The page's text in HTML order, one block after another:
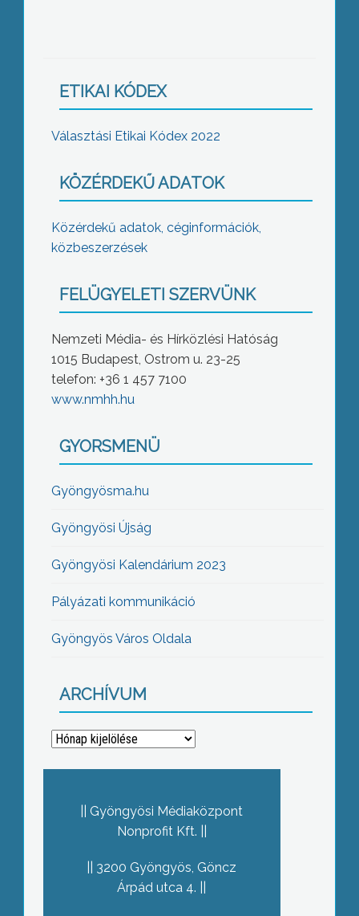
ETIKAI KÓDEX
Választási Etikai Kódex 2022
KÖZÉRDEKŰ ADATOK
Közérdekű adatok, céginformációk,
közbeszerzések
FELÜGYELETI SZERVÜNK
Nemzeti Média- és Hírközlési Hatóság
1015 Budapest, Ostrom u. 23-25
telefon: +36 1 457 7100
www.nmhh.hu
GYORSMENÜ
Gyöngyösma.hu
Gyöngyösi Újság
Gyöngyösi Kalendárium 2023
Pályázati kommunikáció
Gyöngyös Város Oldala
ARCHÍVUM
Archívum
Gyöngyösi Médiaközpont
Nonprofit Kft.
3200 Gyöngyös, Göncz
Árpád utca 4.